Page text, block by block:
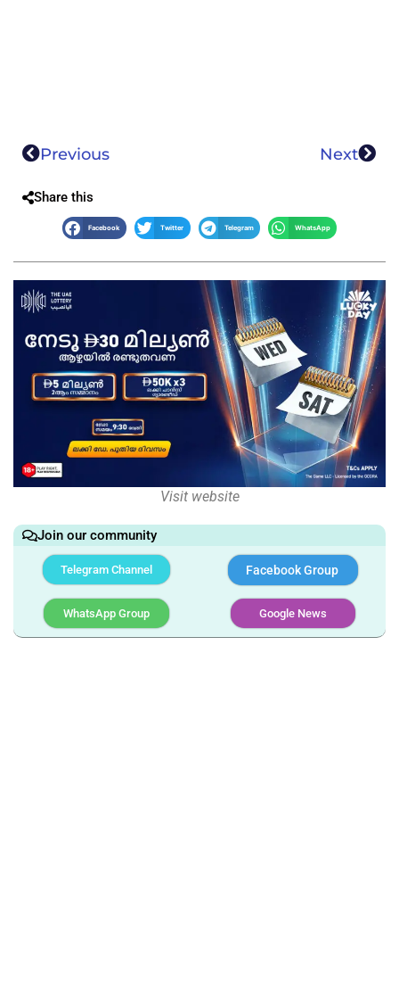
Previous Next
Share this
Facebook Twitter Telegram WhatsApp
Visit website
Join our community
Telegram Channel Facebook Group
WhatsApp Group Google News